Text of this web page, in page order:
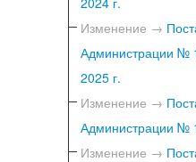
Изменение →
Администрации №
2025 г.
Изменение →
Администрации №
Изменение →